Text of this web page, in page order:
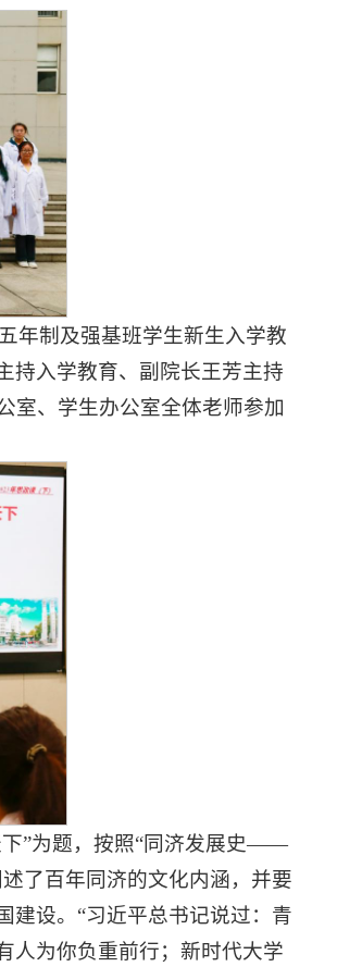
年制及强基班学生新生入学教
持入学教育、副院长王芳主持
室、学生办公室全体老师参加
下”为题，按照“同济发展史——
百年同济的文化内涵，并要
建设。“习近平总书记说过：青
人为你负重前行；新时代大学